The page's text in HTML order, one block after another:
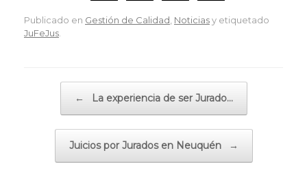
Publicado en Gestión de Calidad Noticiasy etiquetado
JuFeJus
← La experiencia de ser Jurado…
Juicios por Jurados en Neuquén →